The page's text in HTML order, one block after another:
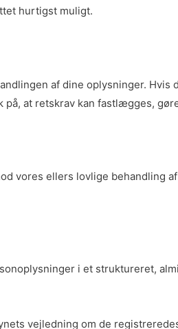
hurtigst muligt.
af dine oplysninger.
på, at retskrav kan fastlægges,
vores ellers lovlige behandling
i et struktureret,
vejledning om de